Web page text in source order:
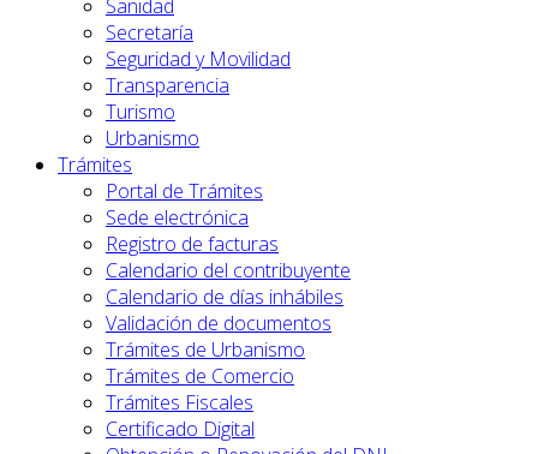
Sanidad
Secretaría
Seguridad y Movilidad
Transparencia
Turismo
Urbanismo
Trámites
Portal de Trámites
Sede electrónica
Registro de facturas
Calendario del contribuyente
Calendario de días inhábiles
Validación de documentos
Trámites de Urbanismo
Trámites de Comercio
Trámites Fiscales
Certificado Digital